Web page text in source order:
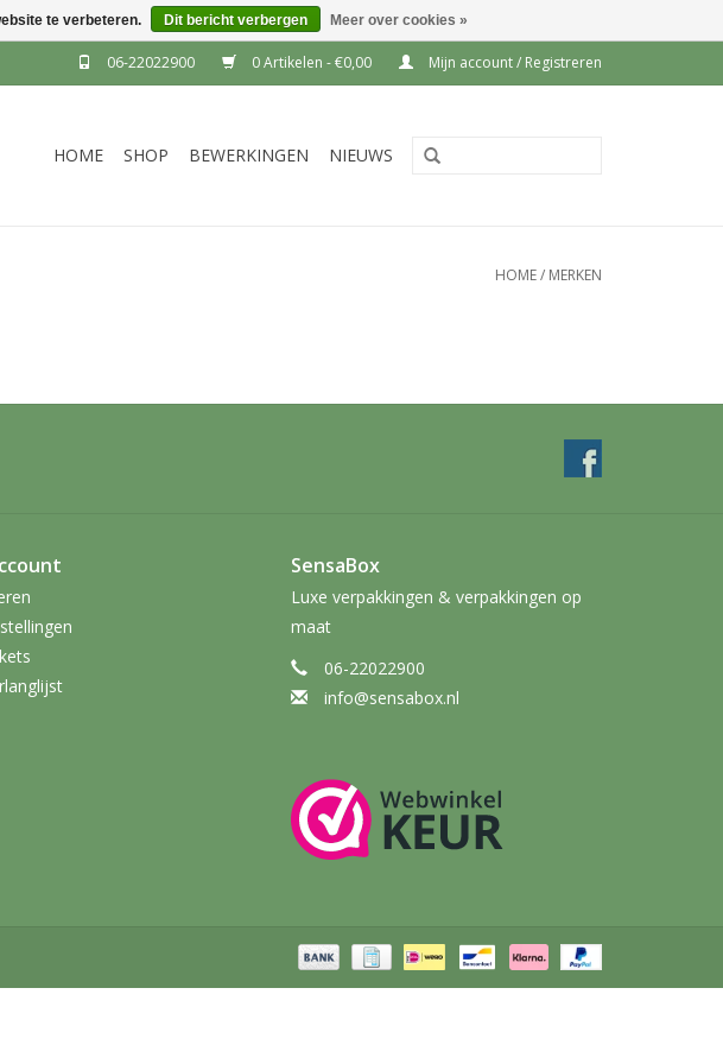
06-22022900 0 Artikelen - €0,00 Mijn account / Registreren
HOME SHOP BEWERKINGEN NIEUWS
HOME/ MERKEN
SensaBox
Luxe verpakkingen & verpakkingen op
maat
06-22022900
info@sensabox.nl
te verbeteren. Dit bericht verbergen Meer over cookies »